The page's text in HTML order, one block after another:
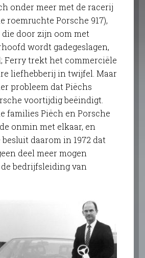
onder meer met de racerij
roemruchte Porsche 917),
die door zijn oom met
wordt gadegeslagen,
Ferry trekt het commerciële
liefhebberij in twijfel. Maar
probleem dat Piëchs
voortijdig beëindigt.
families Piëch en Porsche
onmin met elkaar, en
daarom in 1972 dat
deel meer mogen
bedrijfsleiding van